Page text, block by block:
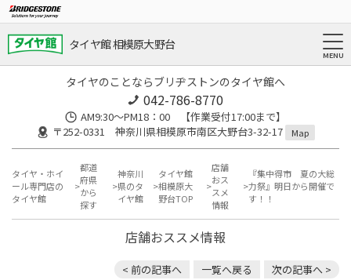
タイヤ館 相模原大野台
タイヤのことならブリヂストンのタイヤ館へ
042-786-8770
AM9:30～PM18：00 【作業受付17:00まで】
〒252-0331 神奈川県相模原市南区大野台3-32-17
Map
タイヤ・ホイ
ール専門店の
タイヤ館
都道
府県
から
探す
神奈川
県のタ
イヤ館
タイヤ館
相模原大
野台TOP
店舗
おス
スメ
情報
『集中得市 夏の大総
力祭』明日から開催で
す！！
店舗おススメ情報
< 前の記事へ 一覧へ戻る 次の記事へ >